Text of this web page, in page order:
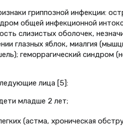
гриппозной инфекции:
общей инфекционной
слизистых оболочек,
глазных яблок, миалгия
геморрагический синдром
лица [5]:
младше 2 лет;
(астма, хроническая